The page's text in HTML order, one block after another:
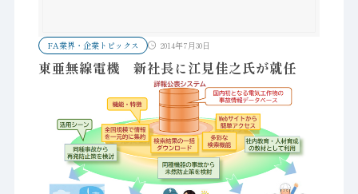
FA業界・企業トピックス 2014年7月30日
東亜無線電機 新社長に江見佳之氏が就任